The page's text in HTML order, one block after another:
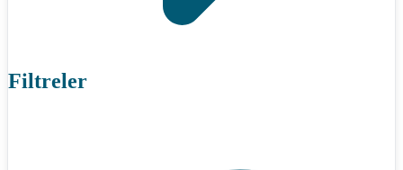
Filtreler